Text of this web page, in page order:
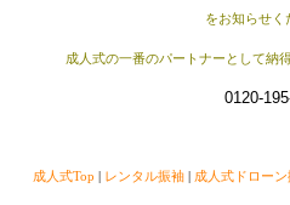
をお知らせく
成人式の一番のパートナーとして納
0120-
成人式Top レンタル振袖 成人式ドローン